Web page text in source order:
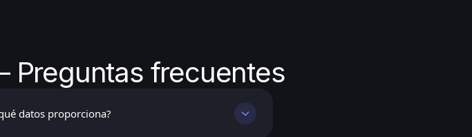
Preguntas frecuentes
datos proporciona?